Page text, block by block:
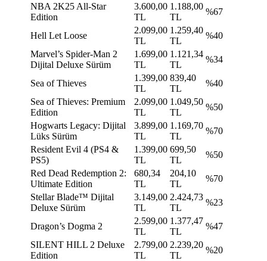
NBA 2K25 All-Star
Edition
3.600,00
TL
1.188,00
TL
%67
Hell Let Loose
2.099,00
TL
1.259,40
TL
%40
Marvel’s Spider-Man 2
Dijital Deluxe Sürüm
1.699,00
TL
1.121,34
TL
%34
Sea of Thieves
1.399,00
TL
839,40
TL
%40
Sea of Thieves: Premium
Edition
2.099,00
TL
1.049,50
TL
%50
Hogwarts Legacy: Dijital
Lüks Sürüm
3.899,00
TL
1.169,70
TL
%70
Resident Evil 4 (PS4 &
PS5)
1.399,00
TL
699,50
TL
%50
Red Dead Redemption 2:
Ultimate Edition
680,34
TL
204,10
TL
%70
Stellar Blade™ Dijital
Deluxe Sürüm
3.149,00
TL
2.424,73
TL
%23
Dragon’s Dogma 2
2.599,00
TL
1.377,47
TL
%47
SILENT HILL 2 Deluxe
Edition
2.799,00
TL
2.239,20
TL
%20